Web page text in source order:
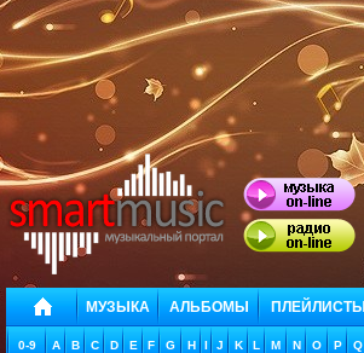
МУЗЫКА АЛЬБОМЫ ПЛЕЙЛИСТЫ
0-9 A B C D E F G H I J K L M N O P Q